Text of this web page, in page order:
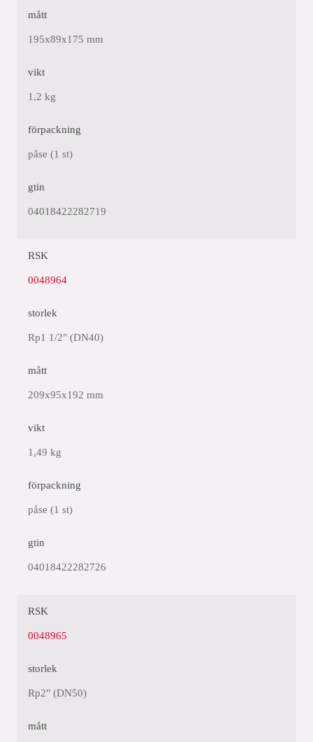
mått
195x89x175 mm
vikt
1,2 kg
förpackning
påse (1 st)
gtin
04018422282719
RSK
0048964
storlek
Rp1 1/2" (DN40)
mått
209x95x192 mm
vikt
1,49 kg
förpackning
påse (1 st)
gtin
04018422282726
RSK
0048965
storlek
Rp2" (DN50)
mått